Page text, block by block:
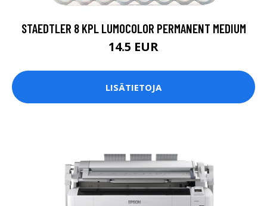
STAEDTLER 8 KPL LUMOCOLOR PERMANENT MEDIUM
14.5 EUR
LISÄTIETOJA